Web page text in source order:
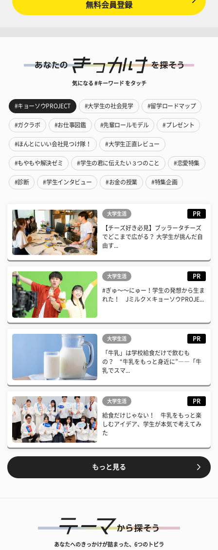
無料会員登録
気になる #キーワード をタッチ
#キョーソウPROJECT #大学生の社会見学 #留学ロードマップ
#ガクラボ #お仕事図鑑 #先輩ロールモデル #プレゼント
#ほんとにいい会社見つけ隊！ #大学生正直レビュー
#もやもや解決ゼミ #学生の君に伝えたい３つのこと #恋愛特集
#診断 #学生インタビュー #お金の授業 #特集企画
大学生活 PR
【チーズ好き必見】ブッラータチーズ
でどこまで広がる？ 大学生が挑んだ自
由す...
大学生活 PR
#ぎゅ〜〜にゅー！学生の発想から生ま
れた！ Jミルク×キョーソウPROJE...
大学生活 PR
「牛乳」は学校給食だけで飲むも
の？ “牛乳をもっと身近に”――「牛
乳でスマ...
大学生活 PR
給食だけじゃない！ 牛乳をもっと楽
しむアイデア、学生が本気で考えてみ
た
もっと見る
あなたへのきっかけが詰まった、6つのトビラ